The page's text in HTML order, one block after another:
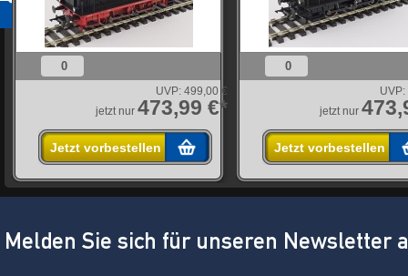
0
UVP: 499,00 €
jetzt nur 473,99 €*
Jetzt vorbestellen
0
UVP:
jetzt nur
Jetzt vorbestellen
Melden Sie sich für unseren Newsletter